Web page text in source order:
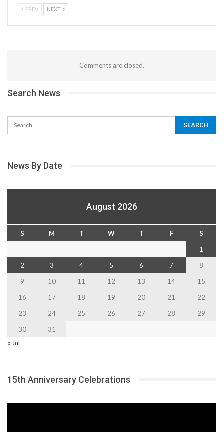
PREV NEXT
Comments are closed.
Search News
News By Date
August 2026
S M T W T F
S
1
2
3 4 5 6 7
8
9
10 11 12 13 14
15
16
17 18 19 20 21
22
23
24 25 26 27 28
29
30
31
« Jul
15th Anniversary Celebrations